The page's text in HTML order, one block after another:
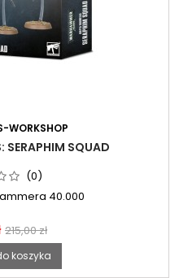
WORKSHOP
SERAPHIM SQUAD
(0)
40.000
215,00 zł
koszyka